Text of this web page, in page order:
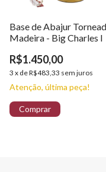
Base de Abajur
Madeira - Big Charles I
R$1.450,00
3 x deR$483,33 sem juros
Atenção, última peça!